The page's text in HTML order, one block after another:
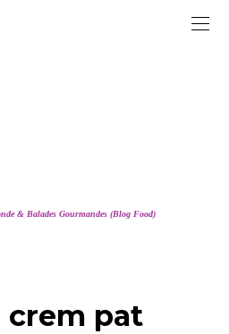
& Balades Gourmandes (Blog Food)
crem pat